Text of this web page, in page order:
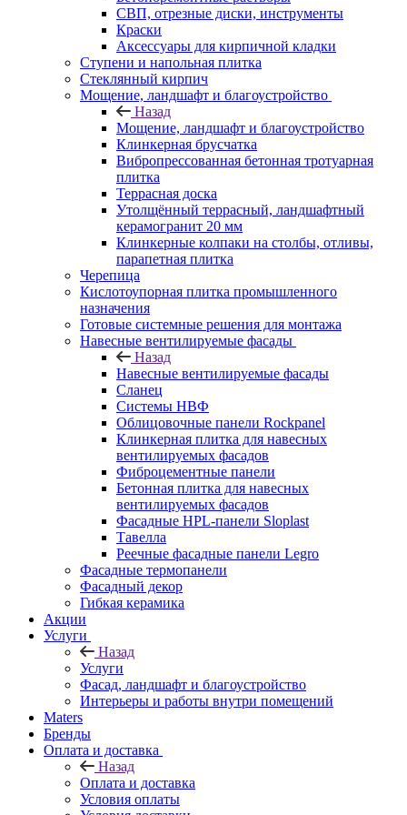
СВП, отрезные диски, инструменты
Краски
Аксессуары для кирпичной кладки
Ступени и напольная плитка
Cтеклянный кирпич
Мощение, ландшафт и благоустройство
Назад
Мощение, ландшафт и благоустройство
Клинкерная брусчатка
Вибропрессованная бетонная тротуарная
плитка
Террасная доска
Утолщённый террасный, ландшафтный
керамогранит 20 мм
Клинкерные колпаки на столбы, отливы,
парапетная плитка
Черепица
Кислотоупорная плитка промышленного
назначения
Готовые системные решения для монтажа
Навесные вентилируемые фасады
Назад
Навесные вентилируемые фасады
Сланец
Системы НВФ
Облицовочные панели Rockpanel
Клинкерная плитка для навесных
вентилируемых фасадов
Фиброцементные панели
Бетонная плитка для навесных
вентилируемых фасадов
Фасадные HPL-панели Sloplast
Тавелла
Реечные фасадные панели Legro
Фасадные термопанели
Фасадный декор
Гибкая керамика
Акции
Услуги
Назад
Услуги
Фасад, ландшафт и благоустройство
Интерьеры и работы внутри помещений
Maters
Бренды
Оплата и доставка
Назад
Оплата и доставка
Условия оплаты